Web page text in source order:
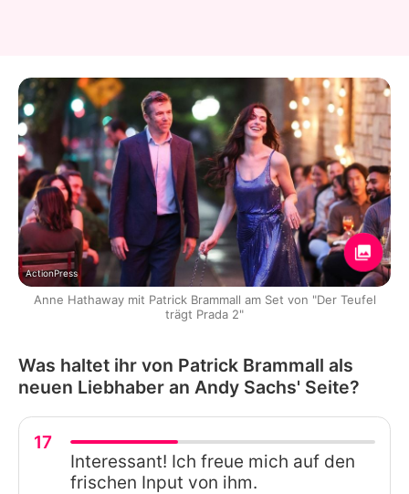
ActionPress
Anne Hathaway mit Patrick Brammall am Set von "Der Teufel
trägt Prada 2"
Was haltet ihr von Patrick Brammall als
neuen Liebhaber an Andy Sachs' Seite?
17
Interessant! Ich freue mich auf den
frischen Input von ihm.